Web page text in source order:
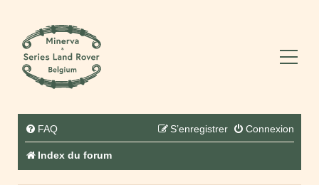
FAQ Connexion
S’enregistrer
Index du forum